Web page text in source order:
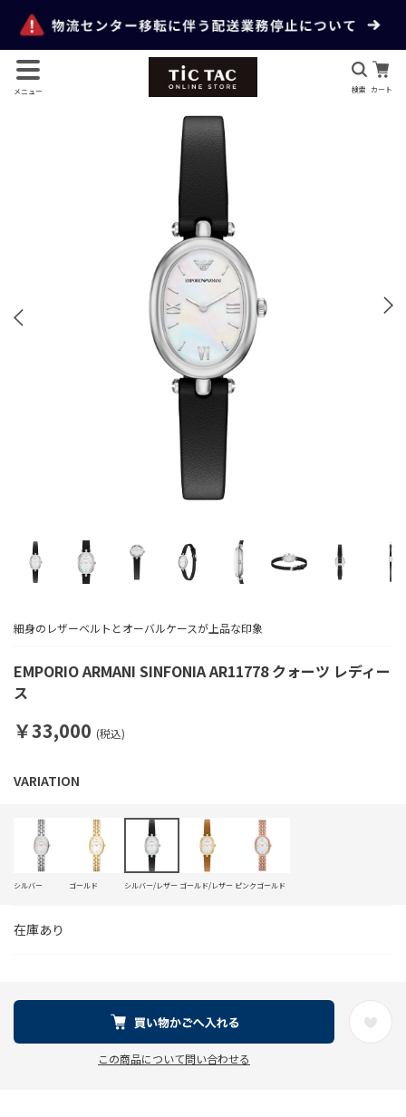
メニュー 検索 カート
EMPORIO ARMANI SINFONIA AR11778 クォーツ レディー
ス
細身のレザーベルトとオーバルケースが上品な印象
￥33,000 (税込)
在庫あり
シルバー ゴールド シルバー/レザー ゴールド/レザー ピンクゴールド
この商品について問い合わせる